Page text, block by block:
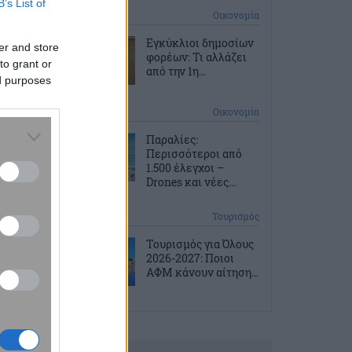
List of
and store
grant or
purposes
Οικονομία
Εγκύκλιοι δημοσίων
φορέων: Τι αλλάζει
από την 1η...
2 ώρες πριν Οικονομία
Παραλίες:
Περισσότεροι από
1.500 έλεγχοι –
Drones και νέες...
Τουρισμός
Τουρισμός για Όλους
2026-2027: Ποιοι
ΑΦΜ κάνουν αίτηση...